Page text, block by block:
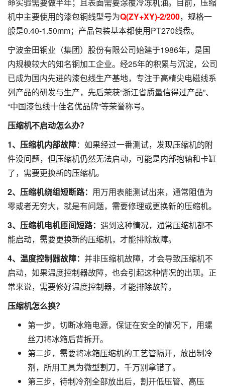
机中主要使用的漆包铜线型号为Q(ZY+XY)-2/200，规格一
般是0.40-1.50mm；产品包装基本都使用PT270线盘。
宁波金田铜业（集团）股份有限公司始建于1986年，是国
内规模较大的知名铜加工企业。经25年的积累与沉淀，公司
已成为国内先进的漆包线生产基地，专注于高精尖电磁线系
列产品的研发与生产，先后荣获“浙江省质量信得过产品”、
“中国漆包线十佳名优品牌”等荣誉称号。
压缩机不启动怎么办？
1、压缩机内部故障：如果经过一番测试，发现压缩机的附
件没问题，但压缩机仍然无法启动，可能是内部抱轴和卡缸
了，需要更换新的压缩机。
2、压缩机绕组短断路： 用万用表能测试出来，通常阻值为
零或者无穷大，就是有问题，需要修理或更换新的压缩机。
3、压缩机电机匝间短路： 遇到这种情况，通常压缩机都不
能启动，需要更换新的压缩机，才能排除故障。
4、温度控制器故障： 并非压缩机故障，才会导致压缩机不
启动，如果温度控制器故障，也会引起这种情况的出现。正
常来说，需要修好温度控制器，才能排除故障。
压缩机怎么换？
第一步，切断冰箱电源，保证在安全的情况下，用螺
丝刀将冰箱后背拆开。
第二步，需要将冰箱压缩机的工艺管隔开，放出制冷
剂，所用工具为微型割刀，千万别拿错了。
第三步，待制冷剂全部放出后，割开低压管、高压